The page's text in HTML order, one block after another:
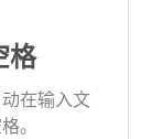
格
在输入文
。